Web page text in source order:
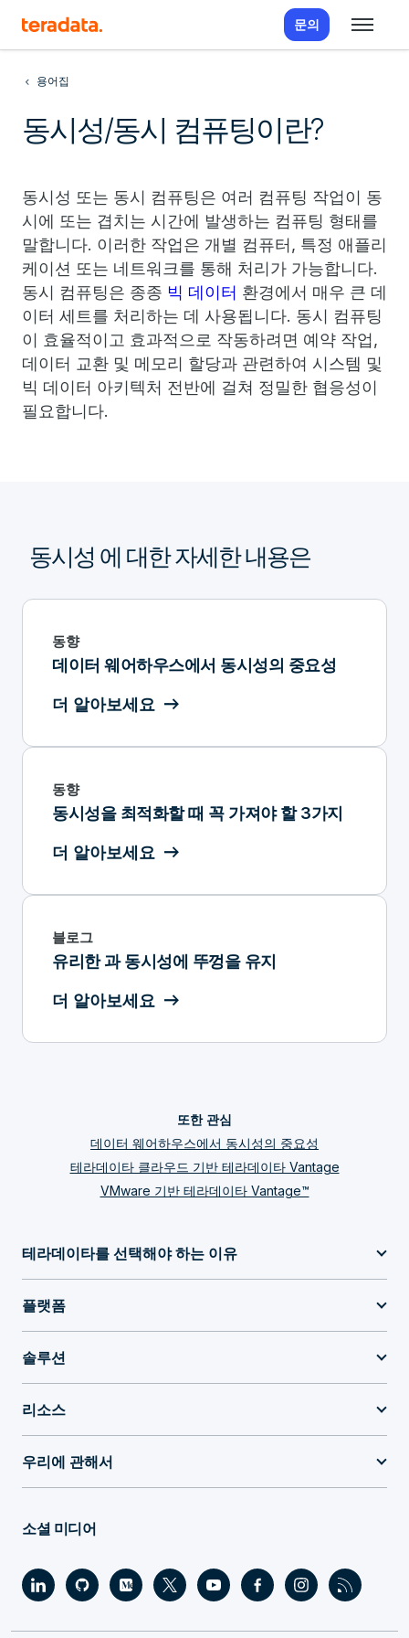
문의
용어집
동시성/동시 컴퓨팅이란?
동시성 또는 동시 컴퓨팅은 여러 컴퓨팅 작업이 동
시에 또는 겹치는 시간에 발생하는 컴퓨팅 형태를
말합니다. 이러한 작업은 개별 컴퓨터, 특정 애플리
케이션 또는 네트워크를 통해 처리가 가능합니다.
동시 컴퓨팅은 종종 빅 데이터 환경에서 매우 큰 데
이터 세트를 처리하는 데 사용됩니다. 동시 컴퓨팅
이 효율적이고 효과적으로 작동하려면 예약 작업,
데이터 교환 및 메모리 할당과 관련하여 시스템 및
빅 데이터 아키텍처 전반에 걸쳐 정밀한 협응성이
필요합니다.
동시성 에 대한 자세한 내용은
동향
데이터 웨어하우스에서 동시성의 중요성
더 알아보세요
동향
동시성을 최적화할 때 꼭 가져야 할 3가지
더 알아보세요
블로그
유리한 과 동시성에 뚜껑을 유지
더 알아보세요
또한 관심
데이터 웨어하우스에서 동시성의 중요성
테라데이타 클라우드 기반 테라데이타 Vantage
VMware 기반 테라데이타 Vantage™
테라데이타를 선택해야 하는 이유
플랫폼
솔루션
리소스
우리에 관해서
소셜 미디어